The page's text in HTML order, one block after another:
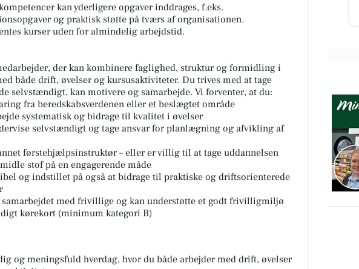
kan yderligere opgaver inddrages, f.eks.
og praktisk støtte på tværs af organisationen.
kurser uden for almindelig arbejdstid.
der kan kombinere faglighed, struktur og formidling i
både drift, øvelser og kursusaktiviteter. Du trives med at tage
selvstændigt, kan motivere og samarbejde. Vi forventer, at du:
fra beredskabsverdenen eller et beslægtet område
systematisk og bidrage til kvalitet i øvelser
selvstændigt og tage ansvar for planlægning og afvikling af
førstehjælpsinstruktør – eller er villig til at tage uddannelsen
stof på en engagerende måde
og indstillet på også at bidrage til praktiske og driftsorienterede
samarbejdet med frivillige og kan understøtte et godt frivilligmiljø
kørekort (minimum kategori B)
og meningsfuld hverdag, hvor du både arbejder med drift, øvelser
Åbn opslaget